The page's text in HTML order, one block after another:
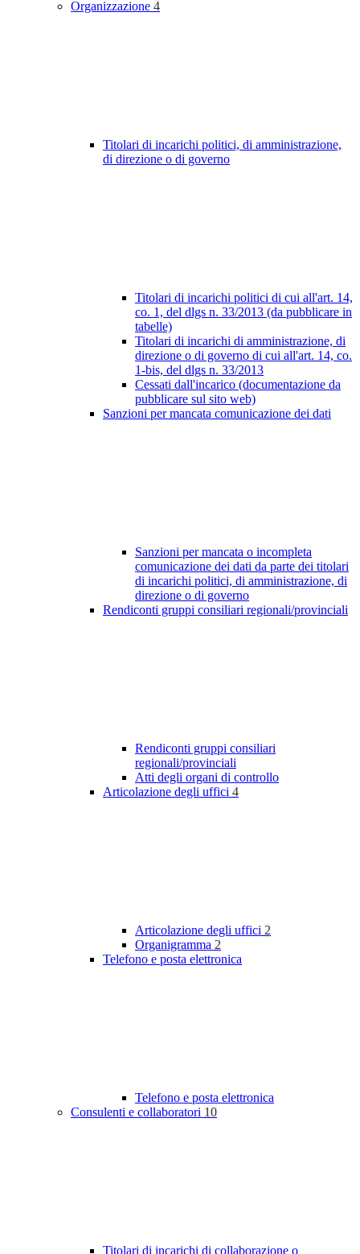
Organizzazione 4
Titolari di incarichi politici, di amministrazione,
di direzione o di governo
Titolari di incarichi politici di cui all'art. 14,
co. 1, del dlgs n. 33/2013 (da pubblicare in
tabelle)
Titolari di incarichi di amministrazione, di
direzione o di governo di cui all'art. 14, co.
1-bis, del dlgs n. 33/2013
Cessati dall'incarico (documentazione da
pubblicare sul sito web)
Sanzioni per mancata comunicazione dei dati
Sanzioni per mancata o incompleta
comunicazione dei dati da parte dei titolari
di incarichi politici, di amministrazione, di
direzione o di governo
Rendiconti gruppi consiliari regionali/provinciali
Rendiconti gruppi consiliari
regionali/provinciali
Atti degli organi di controllo
Articolazione degli uffici 4
Articolazione degli uffici 2
Organigramma 2
Telefono e posta elettronica
Telefono e posta elettronica
Consulenti e collaboratori 10
Titolari di incarichi di collaborazione o